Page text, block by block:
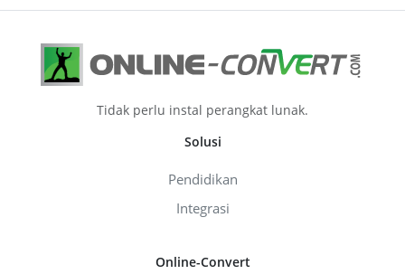
Tidak perlu instal perangkat lunak.
Solusi
Pendidikan
Integrasi
Online-Convert